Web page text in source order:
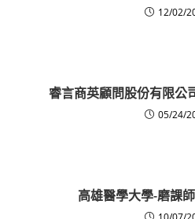
12/02/
睿言商英顧問股份有限公
05/24/
高雄醫學大學-磨課